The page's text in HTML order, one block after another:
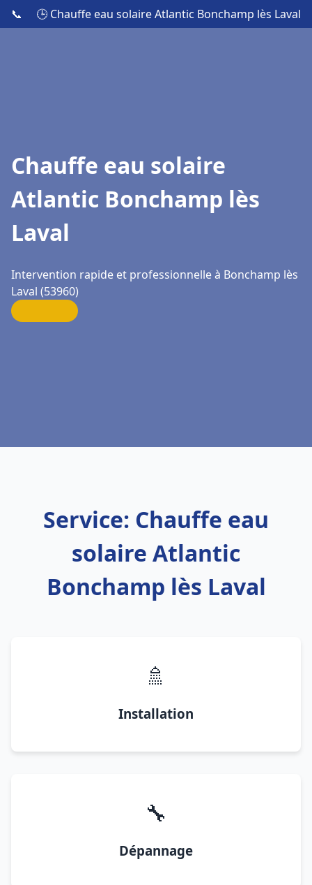
📞 🕒 Chauffe eau solaire Atlantic Bonchamp lès Laval
Chauffe eau solaire
Atlantic Bonchamp lès
Laval
Intervention rapide et professionnelle à Bonchamp lès
Laval (53960)
Service: Chauffe eau
solaire Atlantic
Bonchamp lès Laval
🚿
Installation
🔧
Dépannage